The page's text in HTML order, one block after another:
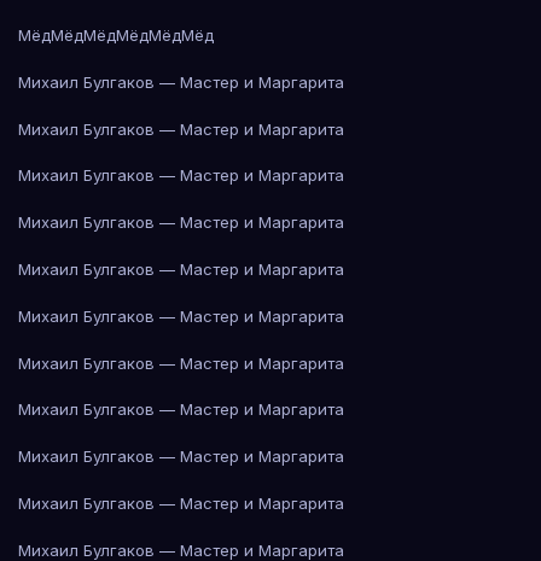
МёдМёдМёдМёдМёдМёд
Михаил Булгаков — Мастер и Маргарита
Михаил Булгаков — Мастер и Маргарита
Михаил Булгаков — Мастер и Маргарита
Михаил Булгаков — Мастер и Маргарита
Михаил Булгаков — Мастер и Маргарита
Михаил Булгаков — Мастер и Маргарита
Михаил Булгаков — Мастер и Маргарита
Михаил Булгаков — Мастер и Маргарита
Михаил Булгаков — Мастер и Маргарита
Михаил Булгаков — Мастер и Маргарита
Михаил Булгаков — Мастер и Маргарита